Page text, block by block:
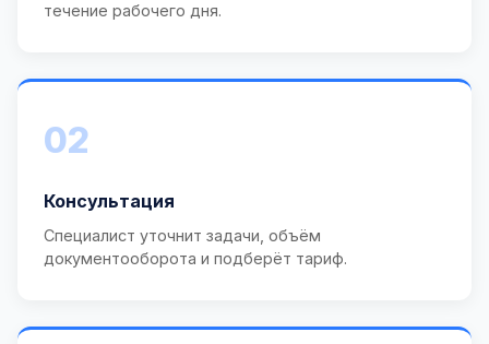
течение рабочего дня.
02
Консультация
Специалист уточнит задачи, объём
документооборота и подберёт тариф.